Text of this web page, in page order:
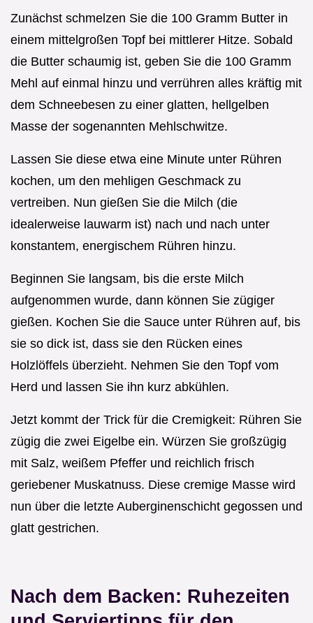
Zunächst schmelzen Sie die 100 Gramm Butter in
einem mittelgroßen Topf bei mittlerer Hitze. Sobald
die Butter schaumig ist, geben Sie die 100 Gramm
Mehl auf einmal hinzu und verrühren alles kräftig mit
dem Schneebesen zu einer glatten, hellgelben
Masse der sogenannten Mehlschwitze.
Lassen Sie diese etwa eine Minute unter Rühren
kochen, um den mehligen Geschmack zu
vertreiben. Nun gießen Sie die Milch (die
idealerweise lauwarm ist) nach und nach unter
konstantem, energischem Rühren hinzu.
Beginnen Sie langsam, bis die erste Milch
aufgenommen wurde, dann können Sie zügiger
gießen. Kochen Sie die Sauce unter Rühren auf, bis
sie so dick ist, dass sie den Rücken eines
Holzlöffels überzieht. Nehmen Sie den Topf vom
Herd und lassen Sie ihn kurz abkühlen.
Jetzt kommt der Trick für die Cremigkeit: Rühren Sie
zügig die zwei Eigelbe ein. Würzen Sie großzügig
mit Salz, weißem Pfeffer und reichlich frisch
geriebener Muskatnuss. Diese cremige Masse wird
nun über die letzte Auberginenschicht gegossen und
glatt gestrichen.
Nach dem Backen: Ruhezeiten